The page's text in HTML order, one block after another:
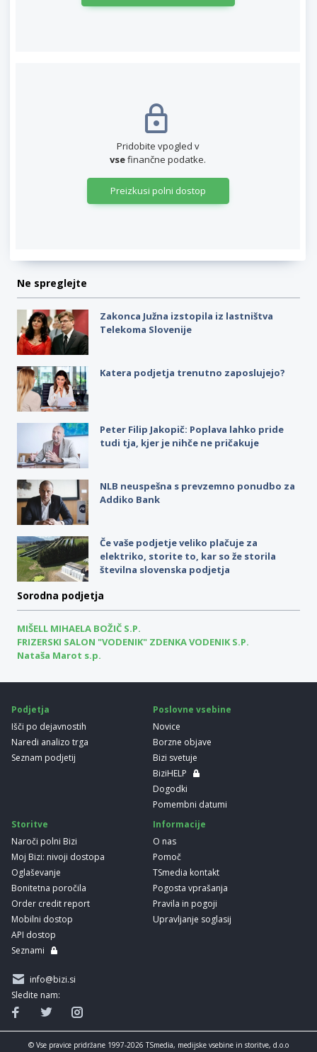
Pridobite vpogled v
vsefinančne podatke.
Preizkusi polni dostop
Ne spreglejte
Zakonca Južna izstopila iz lastništva
Telekoma Slovenije
Katera podjetja trenutno zaposlujejo?
Peter Filip Jakopič: Poplava lahko pride
tudi tja, kjer je nihče ne pričakuje
NLB neuspešna s prevzemno ponudbo za
Addiko Bank
Če vaše podjetje veliko plačuje za
elektriko, storite to, kar so že storila
številna slovenska podjetja
Sorodna podjetja
MIŠELL MIHAELA BOŽIČ S.P.
FRIZERSKI SALON "VODENIK" ZDENKA VODENIK S.P.
Nataša Marot s.p.
Podjetja
Išči po dejavnostih
Naredi analizo trga
Seznam podjetij
Poslovne vsebine
Novice
Borzne objave
Bizi svetuje
BiziHELP
Dogodki
Pomembni datumi
Storitve
Naroči polni Bizi
Moj Bizi: nivoji dostopa
Oglaševanje
Bonitetna poročila
Order credit report
Mobilni dostop
API dostop
Seznami
Informacije
O nas
Pomoč
TSmedia kontakt
Pogosta vprašanja
Pravila in pogoji
Upravljanje soglasij
info@bizi.si
Sledite nam:
© Vse pravice pridržane 1997-2026 TSmedia, medijske vsebine in storitve, d.o.o